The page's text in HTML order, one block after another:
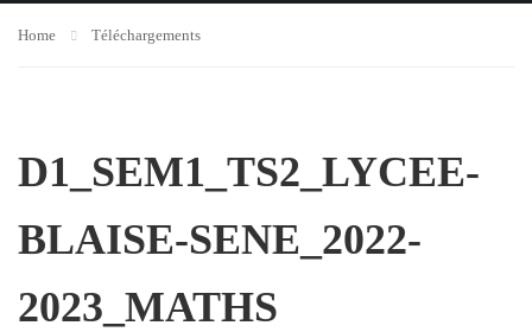
Home Téléchargements
D1_SEM1_TS2_LYCEE-
BLAISE-SENE_2022-
2023_MATHS